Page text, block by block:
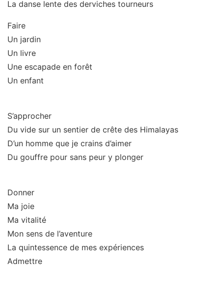
La danse lente des derviches tourneurs
Faire
Un jardin
Un livre
Une escapade en forêt
Un enfant
S’approcher
Du vide sur un sentier de crête des Himalayas
D’un homme que je crains d’aimer
Du gouffre pour sans peur y plonger
Donner
Ma joie
Ma vitalité
Mon sens de l’aventure
La quintessence de mes expériences
Admettre